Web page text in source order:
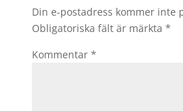
Din e-postadress kommer inte
Obligatoriska fält är märkta *
Kommentar *